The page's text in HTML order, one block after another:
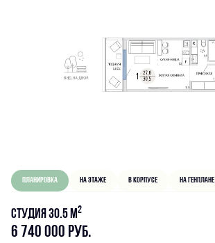
Планировка На этаже В корпусе На генплане
Студия 30.5 м2
6 740 000 руб.